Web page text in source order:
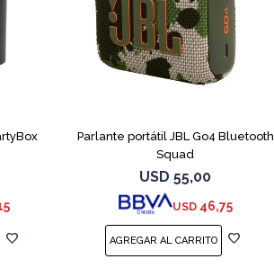
Parlante portátil JBL Go4 Bluetooth
Squad
USD 55,00
USD 46,75